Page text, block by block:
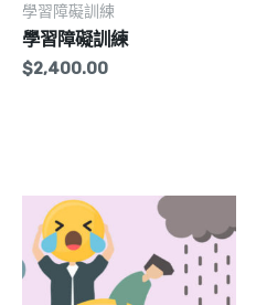
學習障礙訓練
學習障礙訓練
$2,400.00